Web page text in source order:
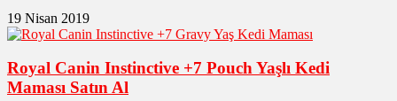
19 Nisan 2019
Royal Canin Instinctive +7 Pouch Yaşlı Kedi
Maması Satın Al